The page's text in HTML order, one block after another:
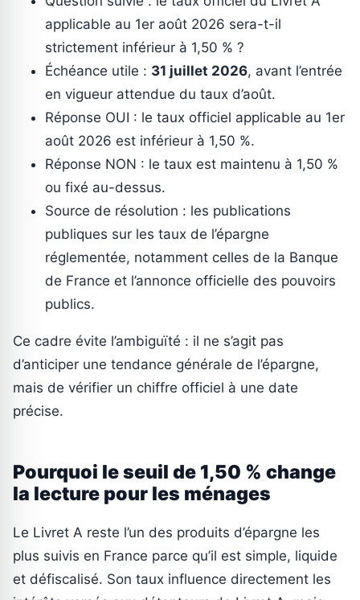
applicable au 1er août 2026 sera-t-il
strictement inférieur à 1,50 % ?
Échéance utile : 31 juillet 2026, avant l’entrée
en vigueur attendue du taux d’août.
Réponse OUI : le taux officiel applicable au 1er
août 2026 est inférieur à 1,50 %.
Réponse NON : le taux est maintenu à 1,50 %
ou fixé au-dessus.
Source de résolution : les publications
publiques sur les taux de l’épargne
réglementée, notamment celles de la Banque
de France et l’annonce officielle des pouvoirs
publics.
Ce cadre évite l’ambiguïté : il ne s’agit pas
d’anticiper une tendance générale de l’épargne,
mais de vérifier un chiffre officiel à une date
précise.
Pourquoi le seuil de 1,50 % change
la lecture pour les ménages
Le Livret A reste l’un des produits d’épargne les
plus suivis en France parce qu’il est simple, liquide
et défiscalisé. Son taux influence directement les